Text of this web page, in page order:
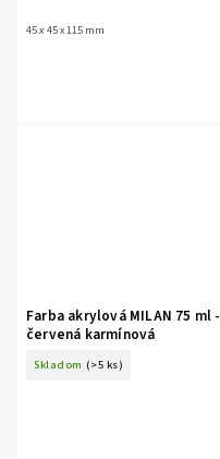
45 x 45 x 115 mm
Farba akrylová MILAN 75 ml -
červená karmínová
Skladom (>5 ks)